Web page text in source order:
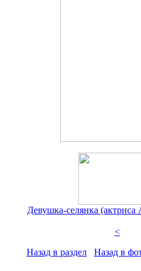
Девушка-селянка
<
Назад в раздел
Назад в